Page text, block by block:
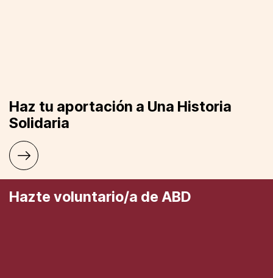
Haz tu aportación a Una Historia
Solidaria
Hazte voluntario/a de ABD